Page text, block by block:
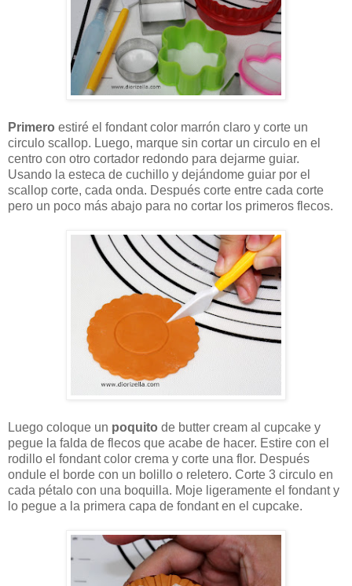
Primero estiré el fondant color marrón claro y corte un
circulo scallop. Luego, marque sin cortar un circulo en el
centro con otro cortador redondo para dejarme guiar.
Usando la esteca de cuchillo y dejándome guiar por el
scallop corte, cada onda. Después corte entre cada corte
pero un poco más abajo para no cortar los primeros flecos.
Luego coloque un poquito de butter cream al cupcake y
pegue la falda de flecos que acabe de hacer. Estire con el
rodillo el fondant color crema y corte una flor. Después
ondule el borde con un bolillo o reletero. Corte 3 circulo en
cada pétalo con una boquilla. Moje ligeramente el fondant y
lo pegue a la primera capa de fondant en el cupcake.